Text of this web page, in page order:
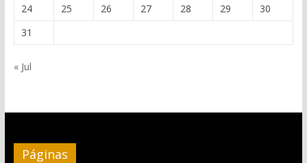
24
25 26 27 28 29
30
31
« Jul
Páginas